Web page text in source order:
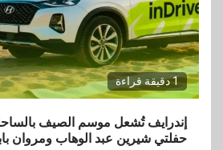
1 دقيقة قراءة
إندرايف تُشعل موسم الصيف
حفلتي شيرين عبد الوهاب ومروان